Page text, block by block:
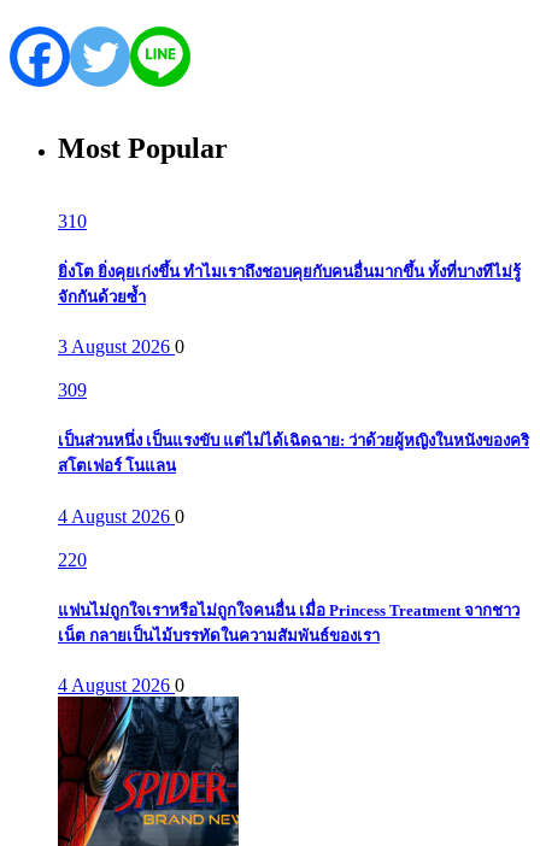
Most Popular
310
ยิ่งโต ยิ่งคุยเก่งขึ้น ทำไมเราถึงชอบคุยกับคนอื่นมากขึ้น ทั้งที่บางทีไม่รู้
จักกันด้วยซ้ำ
3 August 2026 0
309
เป็นส่วนหนึ่ง เป็นแรงขับ แต่ไม่ได้เฉิดฉาย: ว่าด้วยผู้หญิงในหนังของคริ
สโตเฟอร์ โนแลน
4 August 2026 0
220
แฟนไม่ถูกใจเราหรือไม่ถูกใจคนอื่น เมื่อ Princess Treatment จากชาว
เน็ต กลายเป็นไม้บรรทัดในความสัมพันธ์ของเรา
4 August 2026 0